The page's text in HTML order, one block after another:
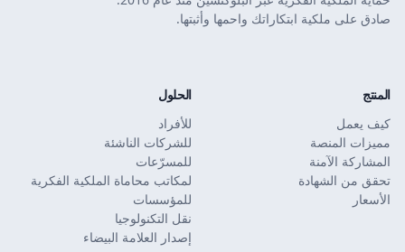
صادق على ملكية ابتكاراتك واحمها وأثبتها.
المنتج
كيف يعمل
مميزات المنصة
المشاركة الآمنة
تحقق من الشهادة
الأسعار
الحلول
للأفراد
للشركات الناشئة
للمسرّعات
لمكاتب محاماة الملكية الفكرية
للمؤسسات
نقل التكنولوجيا
إصدار العلامة البيضاء